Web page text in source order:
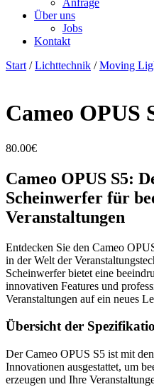
Anfrage
Über uns
Jobs
Kontakt
Start /Lichttechnik /Moving
Cameo OPUS
80.00€
Cameo OPUS S5:
Scheinwerfer für
Veranstaltungen
Entdecken Sie den Cameo
in der Welt der
Scheinwerfer bietet eine
innovativen Features und
Veranstaltungen auf ein neues
Übersicht der
Der Cameo OPUS S5 ist mit
Innovationen ausgestattet, um
erzeugen und Ihre